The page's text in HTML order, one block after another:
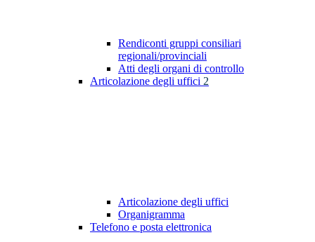
Rendiconti gruppi consiliari
regionali/provinciali
Atti degli organi di controllo
Articolazione degli uffici 2
Articolazione degli uffici
Organigramma
Telefono e posta elettronica